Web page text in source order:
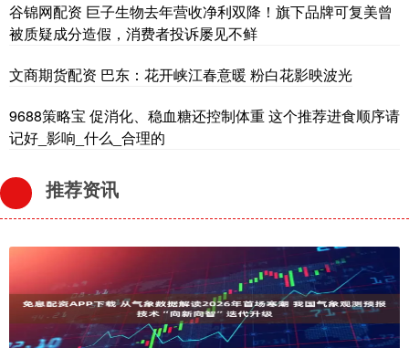
谷锦网配资 巨子生物去年营收净利双降！旗下品牌可复美曾
被质疑成分造假，消费者投诉屡见不鲜
文商期货配资 巴东：花开峡江春意暖 粉白花影映波光
9688策略宝 促消化、稳血糖还控制体重 这个推荐进食顺序请
记好_影响_什么_合理的
推荐资讯